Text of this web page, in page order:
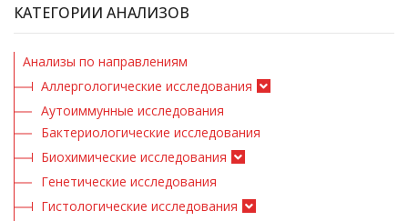
КАТЕГОРИИ АНАЛИЗОВ
Анализы по направлениям
Аллергологические исследования
Аутоиммунные исследования
Бактериологические исследования
Биохимические исследования
Генетические исследования
Гистологические исследования